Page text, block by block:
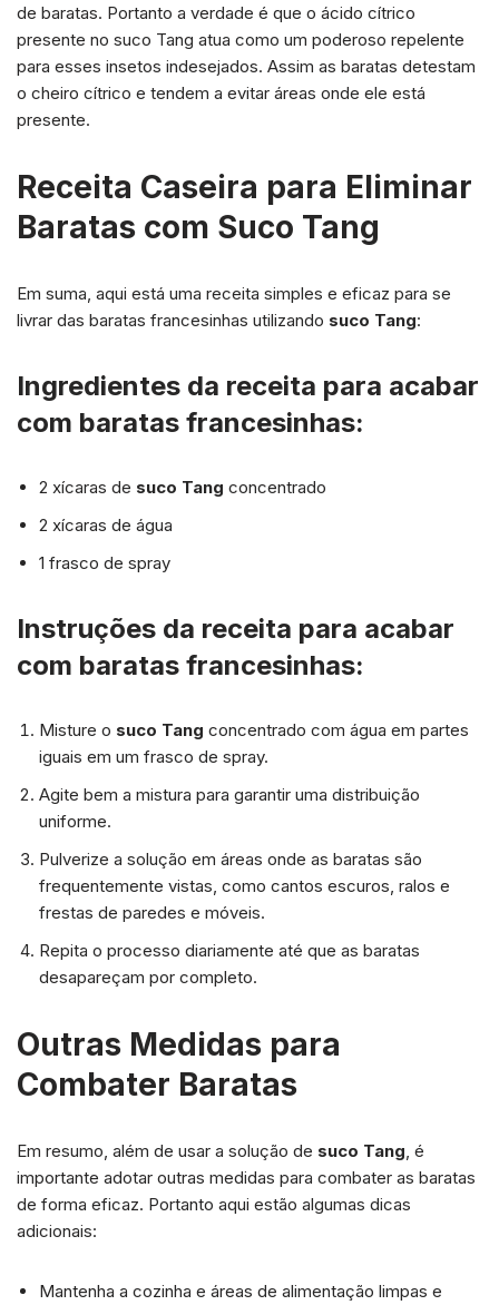
de baratas. Portanto a verdade é que o ácido cítrico
presente no suco Tang atua como um poderoso repelente
para esses insetos indesejados. Assim as baratas detestam
o cheiro cítrico e tendem a evitar áreas onde ele está
presente.
Receita Caseira para Eliminar
Baratas com Suco Tang
Em suma, aqui está uma receita simples e eficaz para se
livrar das baratas francesinhas utilizando suco Tang:
Ingredientes da receita para acabar
com baratas francesinhas:
2 xícaras de suco Tang concentrado
2 xícaras de água
1 frasco de spray
Instruções da receita para acabar
com baratas francesinhas:
Misture o suco Tang concentrado com água em partes
iguais em um frasco de spray.
Agite bem a mistura para garantir uma distribuição
uniforme.
Pulverize a solução em áreas onde as baratas são
frequentemente vistas, como cantos escuros, ralos e
frestas de paredes e móveis.
Repita o processo diariamente até que as baratas
desapareçam por completo.
Outras Medidas para
Combater Baratas
Em resumo, além de usar a solução de suco Tang , é
importante adotar outras medidas para combater as baratas
de forma eficaz. Portanto aqui estão algumas dicas
adicionais:
Mantenha a cozinha e áreas de alimentação limpas e